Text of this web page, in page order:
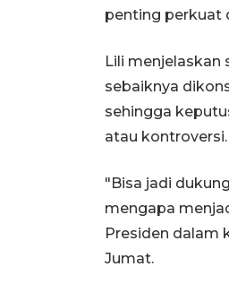
penting perkuat
Lili menjelaskan
sebaiknya
sehingga
atau kontroversi.
"Bisa jadi
mengapa
Presiden dalam
Jumat.